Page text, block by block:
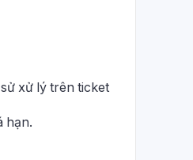
xử lý trên ticket
hạn.